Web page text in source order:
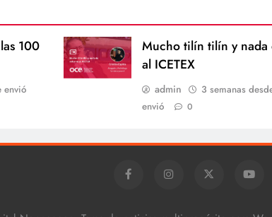
100
envió
Mucho tilín tilín y nada
al ICETEX
admin
3 semanas
envió
0